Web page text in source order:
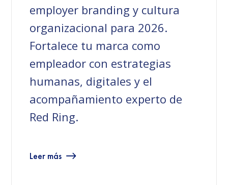
employer branding y cultura
organizacional para 2026.
Fortalece tu marca como
empleador con estrategias
humanas, digitales y el
acompañamiento experto de
Red Ring.
Leer más